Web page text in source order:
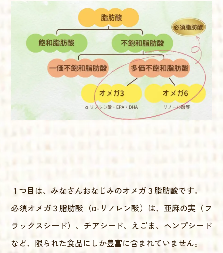
１つ目は、みなさんおなじみのオメガ３脂肪酸です。
必須オメガ３脂肪酸（α-リノレン酸）は、亜麻の実（フ
ラックスシード）、チアシード、えごま、ヘンプシード
など、限られた食品にしか豊富に含まれていません。